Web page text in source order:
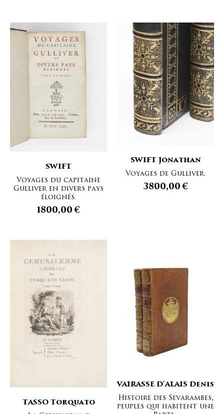
SWIFT
Voyages du capitaine
Gulliver en divers pays
éloignés.
1800,00€
SWIFT Jonathan
Voyages de Gulliver.
3800,00€
TASSO Torquato
VAIRASSE D'ALAIS Denis
Histoire des Sevarambes,
peuples qui habitent une